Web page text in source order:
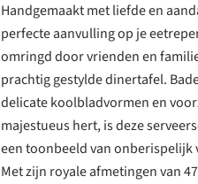
Handgemaakt met liefde en
perfecte aanvulling op je
omringd door vrienden en
prachtig gestylde dinertafel.
delicate koolbladvormen en
majestueus hert, is deze
een toonbeeld van onberispelijk
Met zijn royale afmetingen van